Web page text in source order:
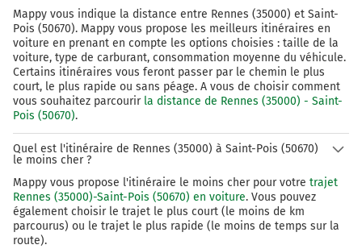
Continuer D463 D39 (Rue Principale) sur 550
mètres
105 km
Tourner légèrement à gauche sur D39 (Route du
105 km
Tourner à droite sur D33 (Grande Rue) et
continuer sur 170 mètres
110 km
1h20 Saint-Pois
Mappy vous indique la distance entre Rennes (35000) et Saint-
Pois (50670). Mappy vous propose les meilleurs itinéraires en
voiture en prenant en compte les options choisies : taille de la
voiture, type de carburant, consommation moyenne du véhicule.
Certains itinéraires vous feront passer par le chemin le plus
court, le plus rapide ou sans péage. A vous de choisir comment
vous souhaitez parcourir la distance de Rennes (35000) - Saint-
Pois (50670).
Quel est l'itinéraire de Rennes (35000) à Saint-Pois (50670)
le moins cher ?
Mappy vous propose l'itinéraire le moins cher pour votre trajet
Rennes (35000)-Saint-Pois (50670) en voiture. Vous pouvez
également choisir le trajet le plus court (le moins de km
parcourus) ou le trajet le plus rapide (le moins de temps sur la
route).